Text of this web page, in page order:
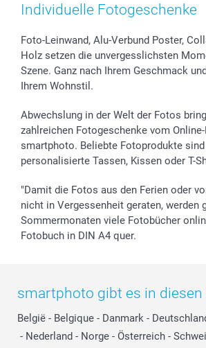
Individuelle Fotogeschenke
Foto-Leinwand, Alu-Verbund Poster,
Holz setzen die unvergesslichsten
Szene. Ganz nach Ihrem Geschmack
Ihrem Wohnstil.
Abwechslung in der Welt der Fotos
zahlreichen Fotogeschenke vom
smartphoto. Beliebte Fotoprodukte sind
personalisierte Tassen, Kissen oder T-
"Damit die Fotos aus den Ferien oder
nicht in Vergessenheit geraten, werden
Sommermonaten viele Fotobücher
Fotobuch in DIN A4 quer.
smartphoto gibt es in diesen
België - Belgique - Danmark -
- Nederland - Norge - Österreich -